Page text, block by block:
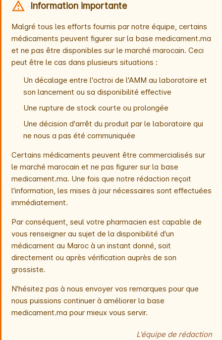
Information importante
Malgré tous les efforts fournis par notre équipe, certains
médicaments peuvent figurer sur la base medicament.ma
et ne pas être disponibles sur le marché marocain. Ceci
peut être le cas dans plusieurs situations :
Un décalage entre l'octroi de l'AMM au laboratoire et
son lancement ou sa disponibilité effective
Une rupture de stock courte ou prolongée
Une décision d'arrêt du produit par le laboratoire qui
ne nous a pas été communiquée
Certains médicaments peuvent être commercialisés sur
le marché marocain et ne pas figurer sur la base
medicament.ma. Une fois que notre rédaction reçoit
l'information, les mises à jour nécessaires sont effectuées
immédiatement.
Par conséquent, seul votre pharmacien est capable de
vous renseigner au sujet de la disponibilité d'un
médicament au Maroc à un instant donné, soit
directement ou après vérification auprès de son
grossiste.
N'hésitez pas à nous envoyer vos remarques pour que
nous puissions continuer à améliorer la base
medicament.ma pour mieux vous servir.
L'équipe de rédaction